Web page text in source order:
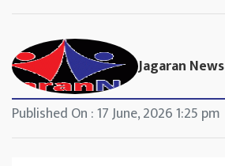
Jagaran News
Published On : 17 June, 2026 1:25 pm